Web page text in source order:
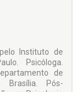
Instituto de
Psicóloga.
de
Brasília. Pós-